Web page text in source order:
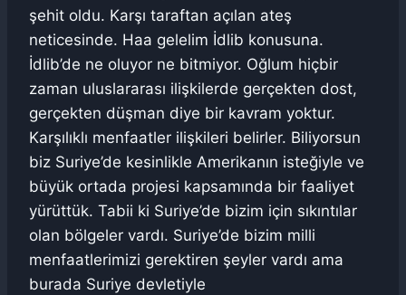
şehit oldu. Karşı taraftan açılan ateş
neticesinde. Haa gelelim İdlib konusuna.
İdlib’de ne oluyor ne bitmiyor. Oğlum hiçbir
zaman uluslararası ilişkilerde gerçekten dost,
gerçekten düşman diye bir kavram yoktur.
Karşılıklı menfaatler ilişkileri belirler. Biliyorsun
biz Suriye’de kesinlikle Amerikanın isteğiyle ve
büyük ortada projesi kapsamında bir faaliyet
yürüttük. Tabii ki Suriye’de bizim için sıkıntılar
olan bölgeler vardı. Suriye’de bizim milli
menfaatlerimizi gerektiren şeyler vardı ama
burada Suriye devletiyle